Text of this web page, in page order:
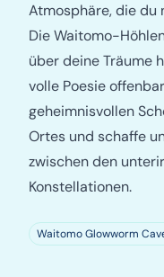
Atmosphäre, die du
Die Waitomo-
über deine Träume
volle Poesie
geheimnisvollen
Ortes und schaffe
zwischen den
Konstellationen.
Waitomo Glowworm